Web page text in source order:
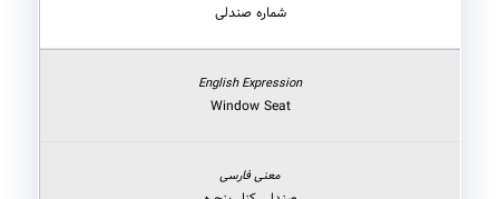
شماره صندلی
Window Seat